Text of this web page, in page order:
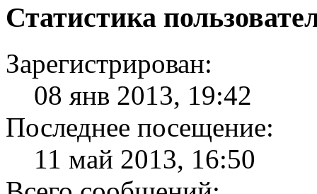
Статистика
Зарегистрирован:
08 янв 2013, 19:42
Последнее посещение:
11 май 2013, 16:50